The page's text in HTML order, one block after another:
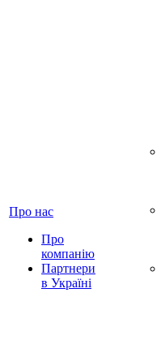
Про нас
Про
компанію
Партнери
в Україні